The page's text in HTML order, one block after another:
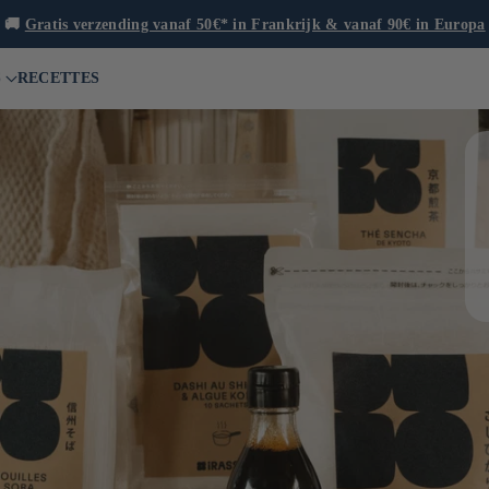
🚚 Gratis verzending vanaf 50€* in Frankrijk & vanaf 90€ in Europa
RECETTES